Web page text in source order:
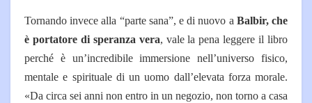
Tornando invece alla “parte sana”, e di nuovo a Balbir, che
è portatore di speranza vera, vale la pena leggere il libro
per­ché è un’incredibile immersio­ne nell’universo fisico,
mentale e spirituale di un uomo dall’e­levata forza morale.
«Da circa sei anni non entro in un nego­zio, non torno a casa